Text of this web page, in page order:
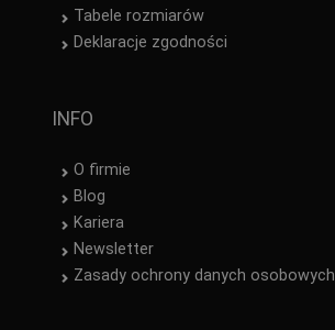
Tabele rozmiarów
Deklaracje zgodności
INFO
O firmie
Blog
Kariera
Newsletter
Zasady ochrony danych osobowych